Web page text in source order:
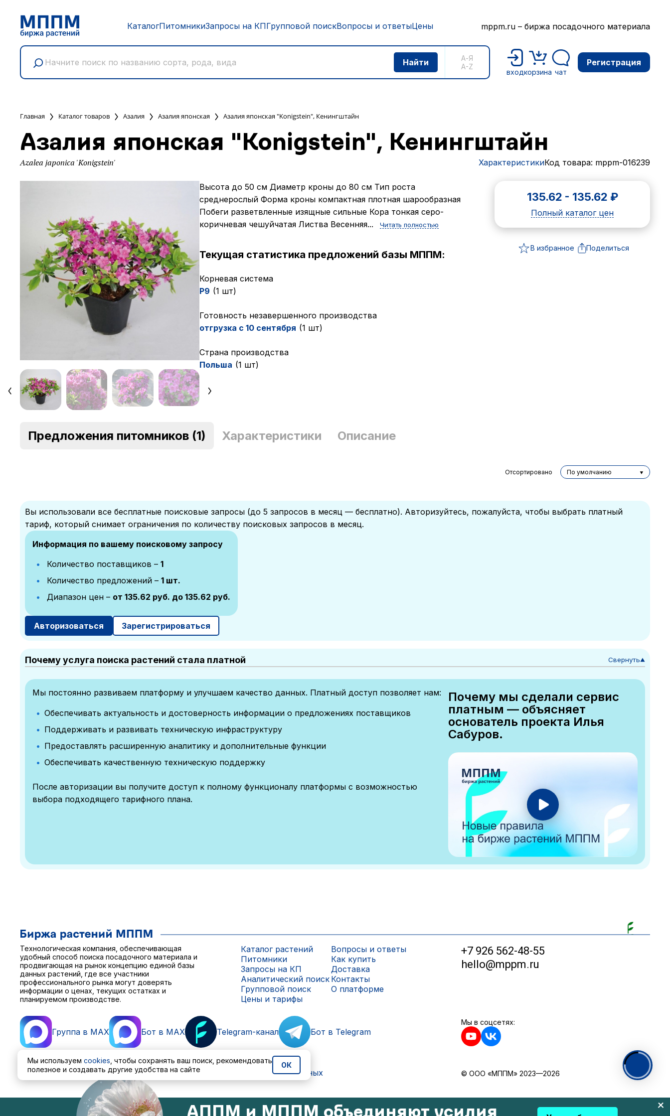
КаталогПитомникиЗапросы на КПГрупповой поискВопросы и ответыЦены mppm.ru – биржа посадочного материала
А-Я
A-Z
входкорзина чат
Регистрация
Главная Каталог товаров Азалия Азалия японская Азалия японская "Konigstein", Кенингштайн
Азалия японская "Konigstein", Кенингштайн
Azalea japonica 'Konigstein' ХарактеристикиКод товара: mppm-016239
Высота до 50 см Диаметр кроны до 80 см Тип роста
среднерослый Форма кроны компактная плотная шарообразная
Побеги разветвленные изящные сильные Кора тонкая серо-
коричневая чешуйчатая Листва Весенняя...
Читать полностью
135.62 - 135.62 ₽
Полный каталог цен
В избранное Поделиться
Текущая статистика предложений базы МППМ:
Корневая система
P9 (1 шт)
Готовность незавершенного производства
отгрузка с 10 сентября (1 шт)
Cтрана производства
Польша (1 шт)
Предложения питомников (1) Характеристики Описание
Отсортировано По умолчанию
Вы использовали все бесплатные поисковые запросы (до 5 запросов в месяц — бесплатно). Авторизуйтесь, пожалуйста, чтобы выбрать платный
тариф, который снимает ограничения по количеству поисковых запросов в месяц.
Информация по вашему поисковому запросу
Количество поставщиков – 1
Количество предложений – 1 шт.
Диапазон цен – от 135.62 руб. до 135.62 руб.
Авторизоваться Зарегистрироваться
Почему услуга поиска растений стала платной Свернуть▼
Мы постоянно развиваем платформу и улучшаем качество данных. Платный доступ позволяет нам:
Обеспечивать актуальность и достоверность информации о предложениях поставщиков
Поддерживать и развивать техническую инфраструктуру
Предоставлять расширенную аналитику и дополнительные функции
Обеспечивать качественную техническую поддержку
После авторизации вы получите доступ к полному функционалу платформы с возможностью
выбора подходящего тарифного плана.
Почему мы сделали сервис
платным — объясняет
основатель проекта Илья
Сабуров.
АППМ и МППМ объединяют усилия
Технологическая компания, обеспечивающая
удобный способ поиска посадочного материала и
продвигающая на рынок концепцию единой базы
данных растений, где все участники
профессионального рынка могут доверять
информации о ценах, текущих остатках и
планируемом производстве.
Каталог растений
Питомники
Запросы на КП
Аналитический поиск
Групповой поиск
Цены и тарифы
Вопросы и ответы
Как купить
Доставка
Контакты
О платформе
+7 926 562-48-55
hello@mppm.ru
Группа в MAX Бот в MAX Telegram-канал Бот в Telegram
Мы в соцсетях:
Пользовательское соглашениеПолитика обработки персональных данных © ООО «МППМ» 2023—2026
Мы используем cookies , чтобы сохранять ваш поиск, рекомендовать
полезное и создавать другие удобства на сайте
ОК